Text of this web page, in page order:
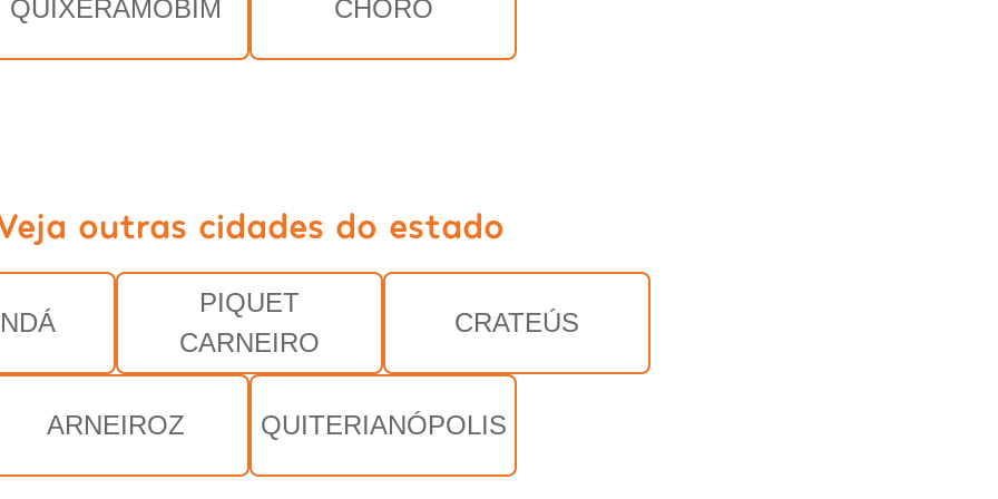
QUIXERAMOBIM CHORÓ
outras cidades do estado
PIQUET
CARNEIRO
CRATEÚS
ARNEIROZ QUITERIANÓPOLIS